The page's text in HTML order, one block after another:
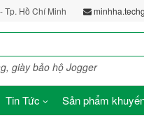
Tp. Hồ Chí Minh
giày bảo hộ Jogger
Tin Tức Sản phẩm